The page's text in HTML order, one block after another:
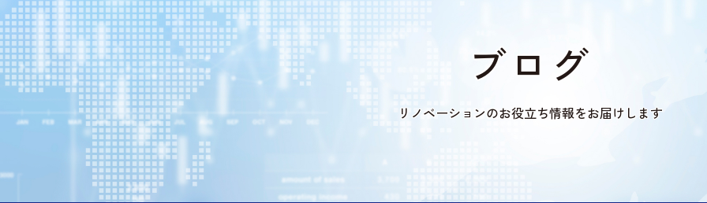
ブログ
リノベーションのお役立ち情報をお届けします